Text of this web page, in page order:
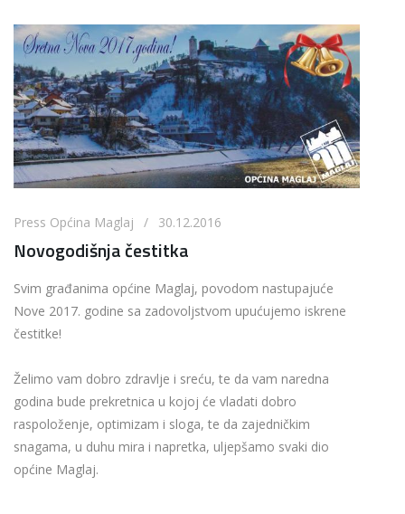
Press Općina Maglaj / 30.12.2016
Novogodišnja čestitka
Svim građanima općine Maglaj, povodom nastupajuće
Nove 2017. godine sa zadovoljstvom upućujemo iskrene
čestitke!
Želimo vam dobro zdravlje i sreću, te da vam naredna
godina bude prekretnica u kojoj će vladati dobro
raspoloženje, optimizam i sloga, te da zajedničkim
snagama, u duhu mira i napretka, uljepšamo svaki dio
općine Maglaj.